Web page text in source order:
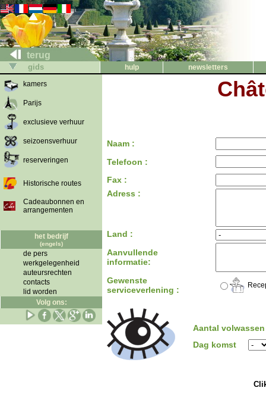
terug
gids hulp
newsletters
kamers
Parijs
exclusieve verhuur
seizoensverhuur
reserveringen
Historische routes
Cadeaubonnen en
arrangementen
het bedrijf
(engels)
de pers
werkgelegenheid
auteursrechten
contacts
lid worden
Volg ons:
Naam :
Telefoon :
Fax :
Adress :
Land :
Aanvullende
informatie:
Gewenste
serviceverlening :
Aantal
Dag komst